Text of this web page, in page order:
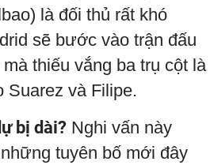
là đối thủ rất khó
sẽ bước vào trận đấu
thiếu vắng ba trụ cột là
Suarez và Filipe.
bị dài? Nghi vấn này
tuyên bố mới đây